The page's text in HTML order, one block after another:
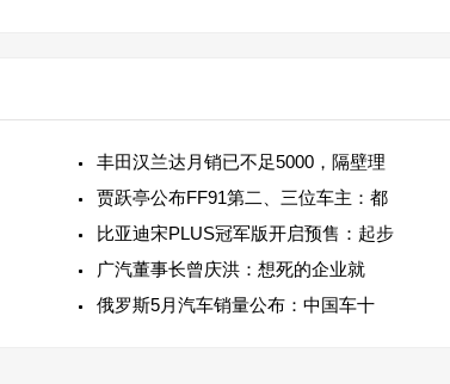
丰田汉兰达月销已不足5000，隔壁理
贾跃亭公布FF91第二、三位车主：都
比亚迪宋PLUS冠军版开启预售：起步
广汽董事长曾庆洪：想死的企业就
俄罗斯5月汽车销量公布：中国车十